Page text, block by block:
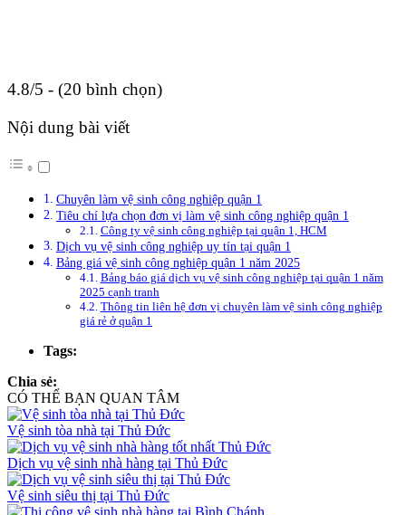
4.8/5 - (20 bình chọn)
Nội dung bài viết
Chuyên làm vệ sinh công nghiệp quận 1
Tiêu chí lựa chọn đơn vị làm vệ sinh công nghiệp quận 1
Công ty vệ sinh công nghiệp tại quận 1, HCM
Dịch vụ vệ sinh công nghiệp uy tín tại quận 1
Bảng giá vệ sinh công nghiệp quận 1 năm 2025
Bảng báo giá dịch vụ vệ sinh công nghiệp tại quận 1 năm
2025 cạnh tranh
Thông tin liên hệ đơn vị chuyên làm vệ sinh công nghiệp
giá rẻ ở quận 1
Tags:
Chia sẻ:
CÓ THỂ BẠN QUAN TÂM
Vệ sinh tòa nhà tại Thủ Đức
Dịch vụ vệ sinh nhà hàng tại Thủ Đức
Vệ sinh siêu thị tại Thủ Đức